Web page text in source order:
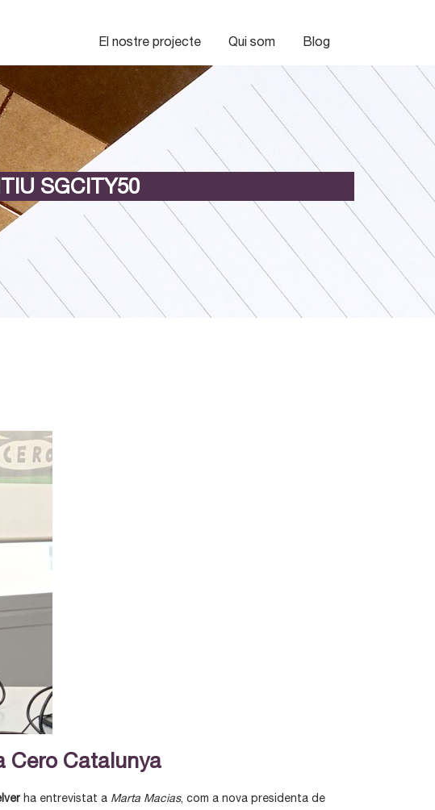
El nostre projecte Qui som Blog
SGCITY50
Cero Catalunya
ha entrevistat a Marta Macias, com a nova presidenta de